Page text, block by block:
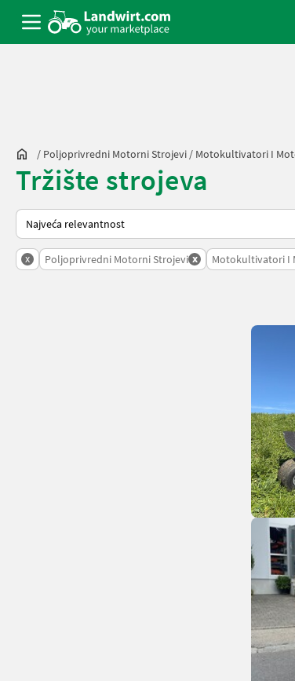
/ Poljoprivredni Motorni Strojevi / Motokultivatori I
Tržište strojeva
Tako se sortira na Landwirt.com
x Poljoprivredni Motorni Strojevi x Motokultivatori I